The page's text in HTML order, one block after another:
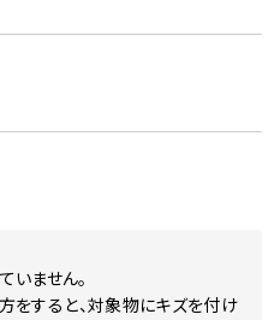
いません。
すると、対象物にキズを付け